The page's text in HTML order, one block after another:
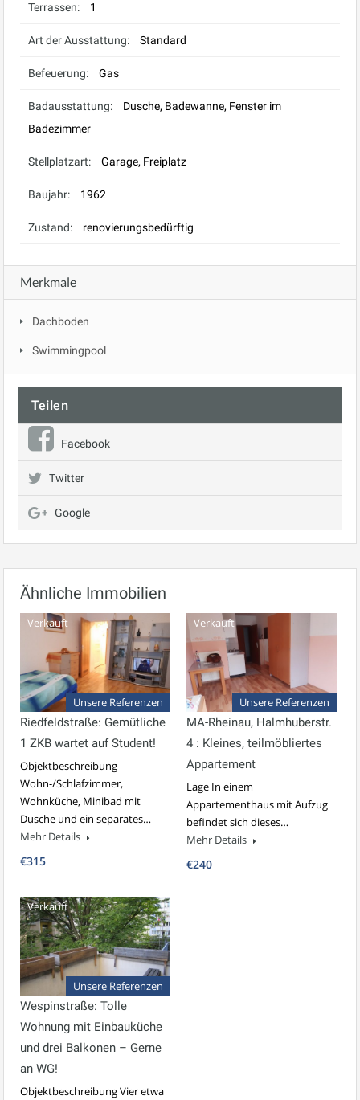
Terrassen: 1
Art der Ausstattung: Standard
Befeuerung: Gas
Badausstattung:
Dusche, Badewanne, Fenster im
Badezimmer
Stellplatzart: Garage, Freiplatz
Baujahr: 1962
Zustand: renovierungsbedürftig
Merkmale
Dachboden
Swimmingpool
Teilen
Facebook
Twitter
Google
Ähnliche Immobilien
Verkauft
Unsere Referenzen
Riedfeldstraße: Gemütliche
1 ZKB wartet auf Student!
Objektbeschreibung
Wohn-/Schlafzimmer,
Wohnküche, Minibad mit
Dusche und ein separates…
Mehr Details
€315
Verkauft
Unsere Referenzen
MA-Rheinau, Halmhuberstr.
4 : Kleines, teilmöbliertes
Appartement
Lage In einem
Appartementhaus mit Aufzug
befindet sich dieses…
Mehr Details
€240
Verkauft
Unsere Referenzen
Wespinstraße: Tolle
Wohnung mit Einbauküche
und drei Balkonen – Gerne
an WG!
Objektbeschreibung Vier etwa